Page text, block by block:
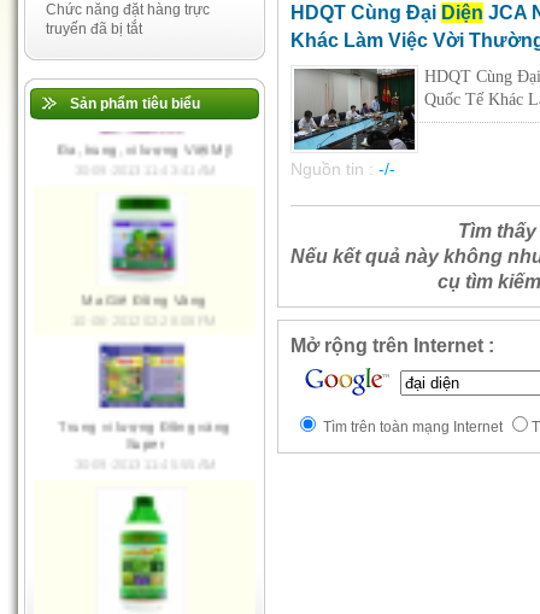
Chức năng đặt hàng trực
truyến đã bị tắt
Sản phẩm tiêu biểu
Đa, trung, vi lượng Việt Mỹ
30-09-2013 11:43:41 AM
Ma Giê Đồng Vàng
10-06-2012 02:28:08 PM
Super
30-09-2013 11:45:55 AM
HDQT Cùng Đại Diện JCA
Khác Làm Việc Vời
HDQT Cùng
Quốc Tế Khác
Nguồn tin : -/-
Tìm
Nếu kết quả này không
cụ tìm
Mở rộng trên Internet :
Tìm trên toàn mạng Internet